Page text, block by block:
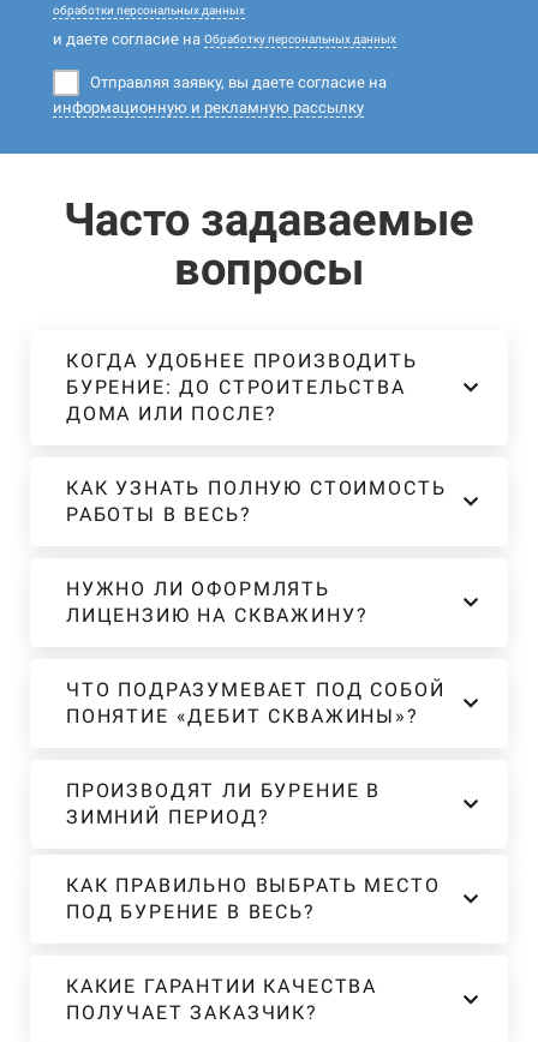
обработки персональных данных
и даете согласие на Обработку персональных данных
Отправляя заявку, вы даете согласие на
информационную и рекламную рассылку
Часто задаваемые
вопросы
КОГДА УДОБНЕЕ ПРОИЗВОДИТЬ
БУРЕНИЕ: ДО СТРОИТЕЛЬСТВА
ДОМА ИЛИ ПОСЛЕ?
КАК УЗНАТЬ ПОЛНУЮ СТОИМОСТЬ
РАБОТЫ В ВЕСЬ?
НУЖНО ЛИ ОФОРМЛЯТЬ
ЛИЦЕНЗИЮ НА СКВАЖИНУ?
ЧТО ПОДРАЗУМЕВАЕТ ПОД СОБОЙ
ПОНЯТИЕ «ДЕБИТ СКВАЖИНЫ»?
ПРОИЗВОДЯТ ЛИ БУРЕНИЕ В
ЗИМНИЙ ПЕРИОД?
КАК ПРАВИЛЬНО ВЫБРАТЬ МЕСТО
ПОД БУРЕНИЕ В ВЕСЬ?
КАКИЕ ГАРАНТИИ КАЧЕСТВА
ПОЛУЧАЕТ ЗАКАЗЧИК?